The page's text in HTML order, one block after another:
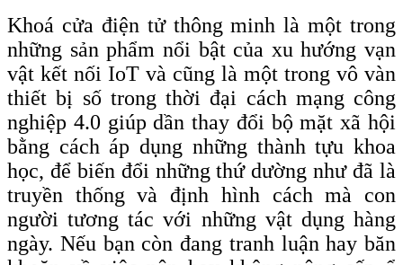
Khoá cửa điện tử thông minh là một trong
những sản phẩm nổi bật của xu hướng vạn
vật kết nối IoT và cũng là một trong vô vàn
thiết bị số trong thời đại cách mạng công
nghiệp 4.0 giúp dần thay đổi bộ mặt xã hội
bằng cách áp dụng những thành tựu khoa
học, để biến đổi những thứ dường như đã là
truyền thống và định hình cách mà con
người tương tác với những vật dụng hàng
ngày. Nếu bạn còn đang tranh luận hay băn